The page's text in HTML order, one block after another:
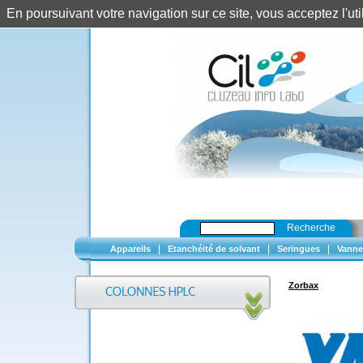
Recherche
Appareils Etanchéité de solvant Seringues
Zorbax
En poursuivant votre navigation sur ce site, vous acceptez